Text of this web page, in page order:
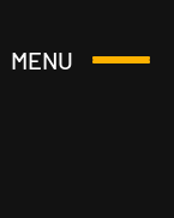
MENU
Otwórz